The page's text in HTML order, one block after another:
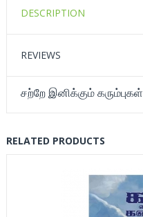
DESCRIPTION
REVIEWS
சற்றே இனிக்கும் கரும்புகள்
RELATED PRODUCTS